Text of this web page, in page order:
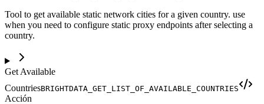
Tool to get available static network cities for a given country. use
when you need to configure static proxy endpoints after selecting a
country.
Get Available
CountriesBRIGHTDATA_GET_LIST_OF_AVAILABLE_COUNTRIES
Acción